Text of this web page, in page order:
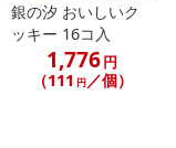
銀の汐 おいしいク
ッキー 16コ入
1,776円
（111 円／個）